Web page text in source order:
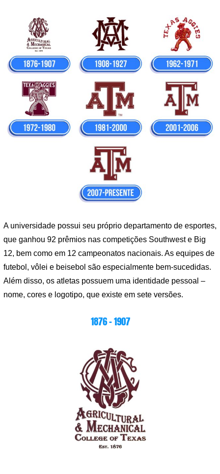
A universidade possui seu próprio departamento de esportes,
que ganhou 92 prêmios nas competições Southwest e Big
12, bem como em 12 campeonatos nacionais. As equipes de
futebol, vôlei e beisebol são especialmente bem-sucedidas.
Além disso, os atletas possuem uma identidade pessoal –
nome, cores e logotipo, que existe em sete versões.
1876 ​​- 1907